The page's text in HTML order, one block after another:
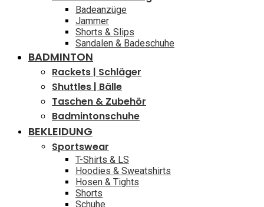
Badeanzüge
Jammer
Shorts & Slips
Sandalen & Badeschuhe
BADMINTON
Rackets | Schläger
Shuttles | Bälle
Taschen & Zubehör
Badmintonschuhe
BEKLEIDUNG
Sportswear
T-Shirts & LS
Hoodies & Sweatshirts
Hosen & Tights
Shorts
Schuhe